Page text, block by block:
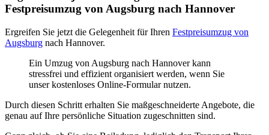
Festpreisumzug von Augsburg nach Hannover
Ergreifen Sie jetzt die Gelegenheit für Ihren Festpreisumzug von
Augsburg nach Hannover.
Ein Umzug von Augsburg nach Hannover kann
stressfrei und effizient organisiert werden, wenn Sie
unser kostenloses Online-Formular nutzen.
Durch diesen Schritt erhalten Sie maßgeschneiderte Angebote, die
genau auf Ihre persönliche Situation zugeschnitten sind.